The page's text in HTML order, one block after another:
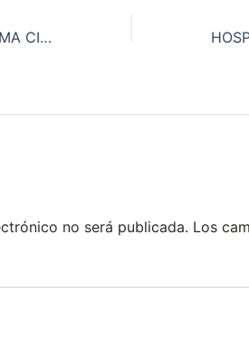
HOSPITAL AREA PROGRAMA CIPOLLETTI DR. PEDRO MOGUILLANSKY
no será publicada. Los